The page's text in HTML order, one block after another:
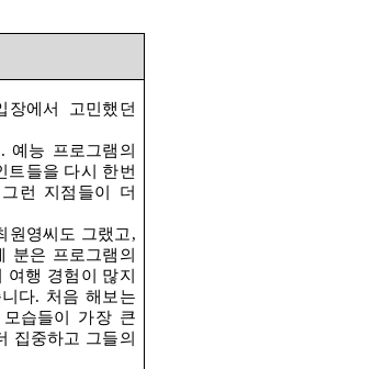
장에서 고민했던
.예능 프로그램의
트들을 다시 한번
런 지점들이 더
원영씨도 그랬고 ,
분은 프로그램의
여행 경험이 많지
다. 처음 해보는
습들이 가장 큰
집중하고 그들의